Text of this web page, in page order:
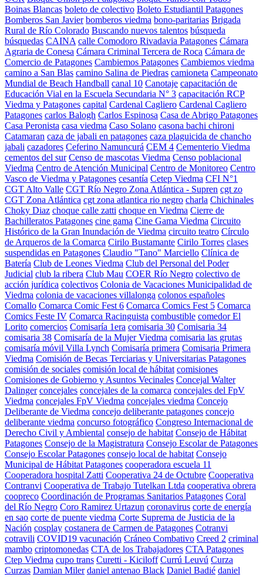
Boinas Blancas boleto de colectivo Boleto Estudiantil Patagones
Bomberos San Javier bomberos viedma bono-paritarias Brigada
Rural de Río Colorado Buscando nuevos talentos búsqueda
búsquedas CAINA calle Comodoro Rivadavia Patagones Cámara
Agraria de Conesa Cámara Criminal Tercera de Roca Cámara de
Comercio de Patagones Cambiemos Patagones Cambiemos viedma
camino a San Blas camino Salina de Piedras camioneta Campeonato
Mundial de Beach Handball canal 10 Canotaje capacitación de
Educación Vial en la Escuela Secundaria N° 3 capacitación RCP
Viedma y Patagones capital Cardenal Cagliero Cardenal Cagliero
Patagones carlos Balogh Carlos Espinosa Casa de Abrigo Patagones
Casa Peronista casa viedma Caso Solano casona bachi chironi
Catamaran caza de jabali en patagones caza plaguicida de chancho
jabali cazadores Ceferino Namuncurá CEM 4 Cementerio Viedma
cementos del sur Censo de mascotas Viedma Censo poblacional
Viedma Centro de Atención Municipal Centro de Monitoreo Centro
Vasco de Viedma y Patagones cesantía Cetep Viedma CFI N°1
CGT Alto Valle CGT Río Negro Zona Atlántica - Supren cgt zo
CGT Zona Atlántica cgt zona atlantica rio negro charla Chichinales
Choky Diaz choque calle zatti choque en Viedma Cierre de
Bachilleratos Patagones cine gama Cine Gama Viedma Circuito
Histórico de la Gran Inundación de Viedma circuito teatro Círculo
de Arqueros de la Comarca Cirilo Bustamante Cirilo Torres clases
suspendidas en Patagones Claudio "Tano" Marciello Clínica de
Batería Club de Leones Viedma Club del Personal del Poder
Judicial club la ribera Club Mau COER Río Negro colectivo de
acción jurídica colectivos Colonia de Vacaciones Municipalidad de
Viedma colonia de vacaciones villalonga colonos españoles
Comallo Comarca Comic Fest 6 Comarca Comics Fest 5 Comarca
Comics Feste IV Comarca Racinguista combustible comedor El
Lorito comercios Comisaría 1era comisaria 30 Comisaria 34
comisaria 38 Comisaría de la Mujer Viedma comisaria las grutas
comisaría móvil Villa Lynch Comisaría primera Comisaria Primera
Viedma Comisión de Becas Terciarias y Universitarias Patagones
comisión de sociales comisión local de hábitat comisiones
Comisiones de Gobierno y Asuntos Vecinales Concejal Walter
Dalinger concejales concejales de la comarca concejales del FpV
Viedma concejales FpV Viedma concejales viedma Concejo
Deliberante de Viedma concejo deliberante patagones concejo
deliberante viedma concurso fotográfico Congreso Internacional de
Derecho Civil y Ambiental consejo de habitat Consejo de Hábitat
Patagones Consejo de la Magistratura Consejo Escolar de Patagones
Consejo Escolar Patagones consejo local de habitat Consejo
Municipal de Hábitat Patagones cooperadora escuela 11
Cooperadora hospital Zatti Cooperativa 24 de Octubre Cooperativa
Contranvi Cooperativa de Trabajo Tutelkan Ltda cooperativa obrera
coopreco Coordinación de Programas Sanitarios Patagones Coral
del Río Negro Coro Ramirez Urtazun coronavirus corte de energía
en sao corte de puente viedma Corte Suprema de Justicia de la
Nación cosplay costanera de Carmen de Patagones Cotranvi
cotravili COVID19 vacunación Cráneo Combativo Creed 2 criminal
mambo criptomonedas CTA de los Trabajadores CTA Patagones
Ctep Viedma cupo trans Curetti - Kiciloff Currú Leuvú Curza
Curzas Damian Miler daniel antenao Black Daniel Badié daniel